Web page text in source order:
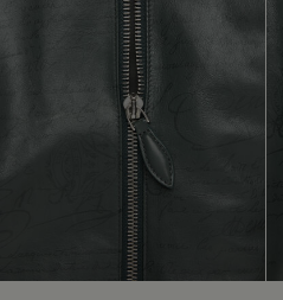
ベルルッティは、持続可能な原
す。現在、メゾンで使用する主
厳しい基準を満たす認証を受け
私たちの素材の起源を探る
ベルルッティは、持続可能なリ
燃料由来のバージンプラスチッ
配慮したパッケージを重視して
靴職人であり靴の修理職人でも
ルッティが創業したメゾン ベル
ています。メゾンにとって、お
愛されるよう、お手入れや修理
ありません。 シューズからレザ
で、メゾンのアトリエは製品を
身に着けていただけるよう、各